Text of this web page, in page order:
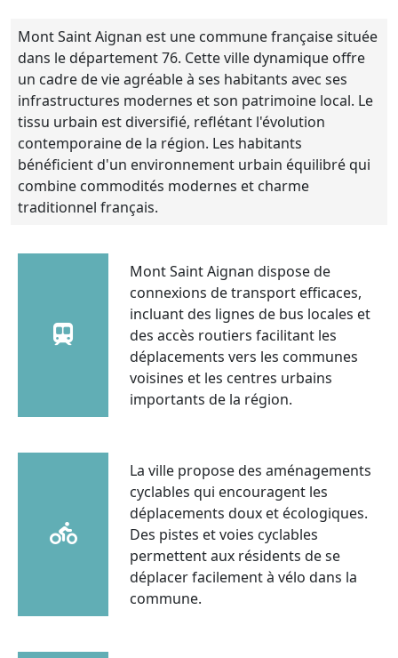
Mont Saint Aignan est une commune française située
dans le département 76. Cette ville dynamique offre
un cadre de vie agréable à ses habitants avec ses
infrastructures modernes et son patrimoine local. Le
tissu urbain est diversifié, reflétant l'évolution
contemporaine de la région. Les habitants
bénéficient d'un environnement urbain équilibré qui
combine commodités modernes et charme
traditionnel français.
Mont Saint Aignan dispose de
connexions de transport efficaces,
incluant des lignes de bus locales et
des accès routiers facilitant les
déplacements vers les communes
voisines et les centres urbains
importants de la région.
La ville propose des aménagements
cyclables qui encouragent les
déplacements doux et écologiques.
Des pistes et voies cyclables
permettent aux résidents de se
déplacer facilement à vélo dans la
commune.